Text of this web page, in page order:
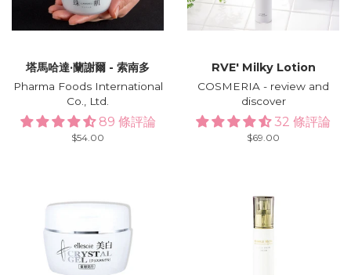
塔馬哈達·蘭謝爾 - 索南多
Pharma Foods International
Co., Ltd.
89 條評論
Regular
$54.00
RVE′ Milky Lotion
COSMERIA - review and
discover
32 條評論
Regular
$69.00